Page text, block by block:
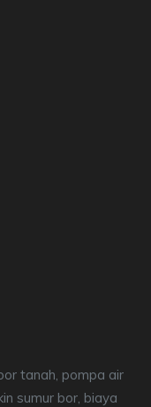
tanah, pompa air
sumur bor, biaya